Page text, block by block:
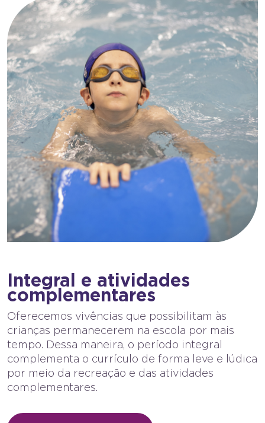
Integral e atividades
complementares
Oferecemos vivências que possibilitam às
crianças permanecerem na escola por mais
tempo. Dessa maneira, o período integral
complementa o currículo de forma leve e lúdica
por meio da recreação e das atividades
complementares.